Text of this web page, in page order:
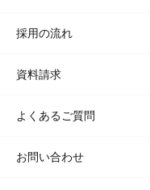
採用の流れ
資料請求
よくあるご質問
お問い合わせ